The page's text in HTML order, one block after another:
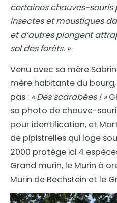
certaines chauves-
insectes et moustiques
et d’autres plongent
sol des forêts. »
Venu avec sa mère
mère habitante du bourg,
pas : « Des scarabées ! »
sa photo de chauve-
pour identification, et
de pipistrelles qui loge
2000 protège ici 4
Grand murin, le Murin à
Murin de Bechstein et le